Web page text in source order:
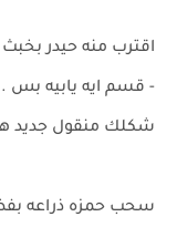
اقترب منه حيدر
- قسم ايه يابيه بس
شكلك منقول جديد
سحب حمزه ذراعه